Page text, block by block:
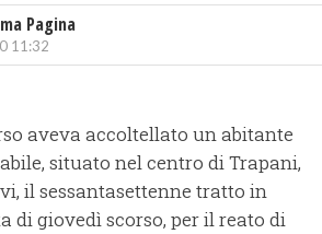
Pagina
11:32
aveva accoltellato un abitante
situato nel centro di Trapani,
il sessantasettenne tratto in
di giovedì scorso, per il reato di